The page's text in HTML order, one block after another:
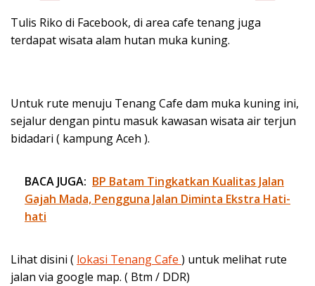
Tulis Riko di Facebook, di area cafe tenang juga
terdapat wisata alam hutan muka kuning.
Untuk rute menuju Tenang Cafe dam muka kuning ini,
sejalur dengan pintu masuk kawasan wisata air terjun
bidadari ( kampung Aceh ).
BACA JUGA: BP Batam Tingkatkan Kualitas Jalan
Gajah Mada, Pengguna Jalan Diminta Ekstra Hati-
hati
Lihat disini ( lokasi Tenang Cafe ) untuk melihat rute
jalan via google map. ( Btm / DDR)